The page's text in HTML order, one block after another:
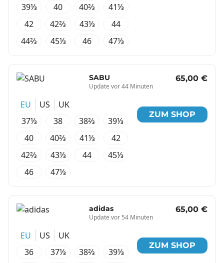
39⅓
40 40⅔
41⅓
42
42⅔ 43⅓
44
44⅔
45⅓ 46 47⅓
SABU
Update vor 44 Minuten
65,00 €
EU US
UK
37⅓
38 38⅔
39⅓
40
40⅔ 41⅓
42
42⅔
43⅓ 44
45⅓
46
47⅓
ZUM SHOP
adidas
Update vor 54 Minuten
65,00 €
EU US
UK
36
37⅓ 38⅔
39⅓
ZUM SHOP